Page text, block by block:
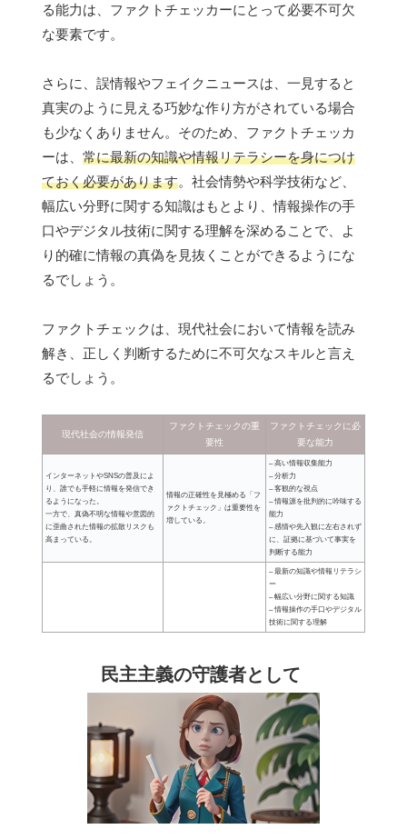
る能力は、ファクトチェッカーにとって必要不可欠
な要素です。
さらに、誤情報やフェイクニュースは、一見すると
真実のように見える巧妙な作り方がされている場合
も少なくありません。そのため、ファクトチェッカ
ーは、 常に最新の知識や情報リテラシーを身につけ
ておく必要があります。社会情勢や科学技術など、
幅広い分野に関する知識はもとより、情報操作の手
口やデジタル技術に関する理解を深めることで、よ
り的確に情報の真偽を見抜くことができるようにな
るでしょう。
ファクトチェックは、現代社会において情報を読み
解き、正しく判断するために不可欠なスキルと言え
るでしょう。
現代社会の情報発信
ファクトチェックの重
要性
ファクトチェックに必
要な能力
インターネットやSNSの普及によ
り、誰でも手軽に情報を発信でき
るようになった。
一方で、真偽不明な情報や意図的
に歪曲された情報の拡散リスクも
高まっている。
情報の正確性を見極める「フ
ァクトチェック」は重要性を
増している。
– 高い情報収集能力
– 分析力
– 客観的な視点
– 情報源を批判的に吟味する
能力
– 感情や先入観に左右されず
に、証拠に基づいて事実を
判断する能力
– 最新の知識や情報リテラシ
ー
– 幅広い分野に関する知識
– 情報操作の手口やデジタル
技術に関する理解
民主主義の守護者として